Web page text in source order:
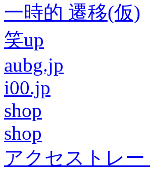
一時的 遷移(仮)
笑up
aubg.jp
i00.jp
shop
shop
アクセストレ